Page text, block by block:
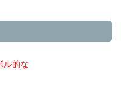
ル的な